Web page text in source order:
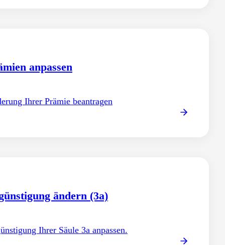
anpassen
Ihrer Prämie beantragen
ändern (3a)
Ihrer Säule 3a anpassen.